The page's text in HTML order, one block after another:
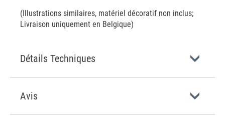
(Illustrations similaires, matériel décoratif non inclus;
Livraison uniquement en Belgique)
Détails Techniques
Avis